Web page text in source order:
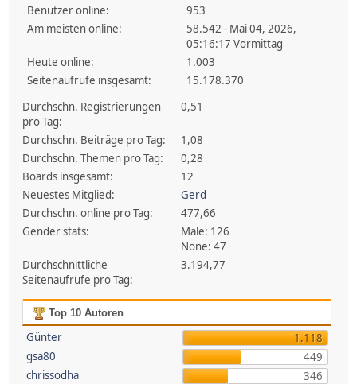
Benutzer online:
953
Am meisten online:
58.542 - Mai 04, 2026,
05:16:17 Vormittag
Heute online:
1.003
Seitenaufrufe insgesamt:
15.178.370
Durchschn. Registrierungen
pro Tag:
0,51
Durchschn. Beiträge pro Tag:
1,08
Durchschn. Themen pro Tag:
0,28
Boards insgesamt:
12
Neuestes Mitglied:
Gerd
Durchschn. online pro Tag:
477,66
Gender stats:
Male: 126
None: 47
Durchschnittliche
Seitenaufrufe pro Tag:
3.194,77
Top 10 Autoren
Günter
1.118
gsa80
449
chrissodha
346